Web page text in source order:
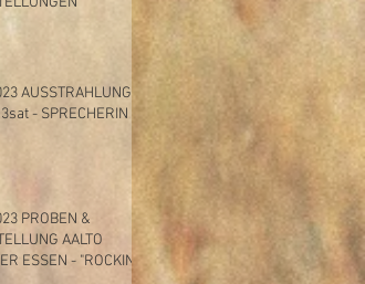
AUSSTRAHLUNG
- SPRECHERIN
PROBEN &
AALTO
ESSEN - "ROCKIN'